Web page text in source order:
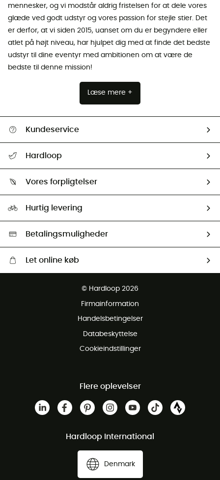
mennesker, og vi modstår aldrig fristelsen for at dele vores
glæde ved godt udstyr og vores passion for stejle stier. Det
er derfor, at vi siden 2015, uanset om du er begyndere eller
atlet på højt niveau, har hjulpet dig med at finde det bedste
udstyr til dine eventyr med ambitionen om at være de
bedste til denne mission!
Læse mere +
Kundeservice
Returnering & Tilbagebetaling
Hardloop
Our ambassadors
Vores forpligtelser
Second hand
HardGreen Udvalg
Hurtig levering
Betalingsmuligheder
Let online køb
Gratis retur inden for 100 dage
© Hardloop 2026
Firmainformation
Handelsbetingelser
Databeskyttelse
Cookieindstillinger
Flere oplevelser
Hardloop International
Denmark